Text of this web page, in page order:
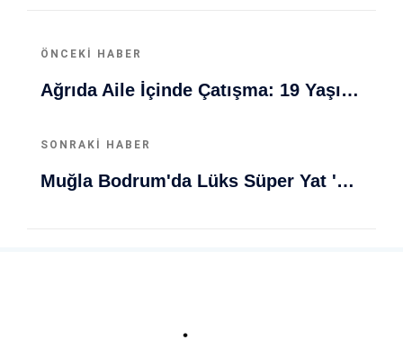
ÖNCEKI HABER
Ağrıda Aile İçinde Çatışma: 19 Yaşındaki Genç Bıçakla Rehin Aldı
SONRAKI HABER
Muğla Bodrum'da Lüks Süper Yat 'Golden Odyssey' Demirledi